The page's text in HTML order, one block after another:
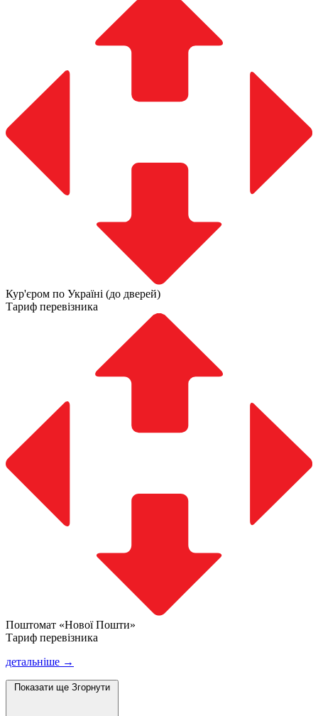
Кур'єром по Україні (до дверей)
Тариф перевізника
Поштомат «Нової Пошти»
Тариф перевізника
детальніше →
Показати ще Згорнути